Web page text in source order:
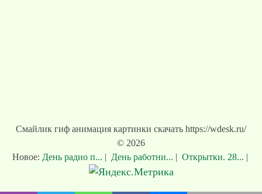
Смайлик гиф анимация картинки скачать https://wdesk.ru/
© 2026
Новое: День радио п... | День работни... | Открытки. 28... |